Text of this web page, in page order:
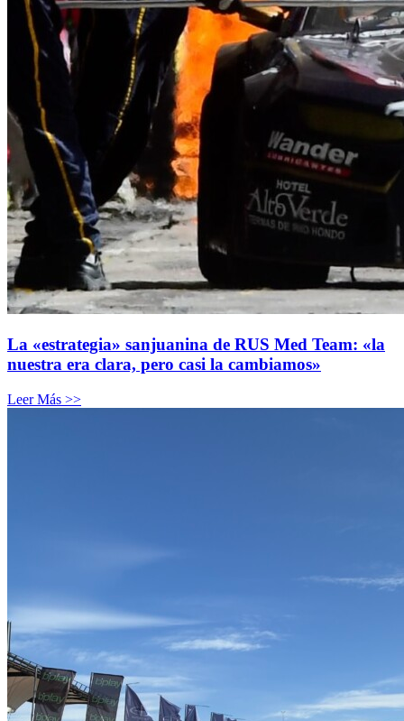
La «estrategia» sanjuanina de RUS Med Team: «la
nuestra era clara, pero casi la cambiamos»
Leer Más >>